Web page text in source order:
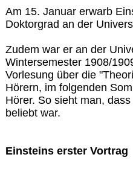
Am 15. Januar erwarb
Doktorgrad an der
Zudem war er an der
Wintersemester 1908/
Vorlesung über die
Hörern, im folgenden
Hörer. So sieht man,
beliebt war.
Einsteins erster Vortrag